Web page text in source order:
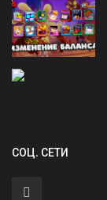
СОЦ. СЕТИ